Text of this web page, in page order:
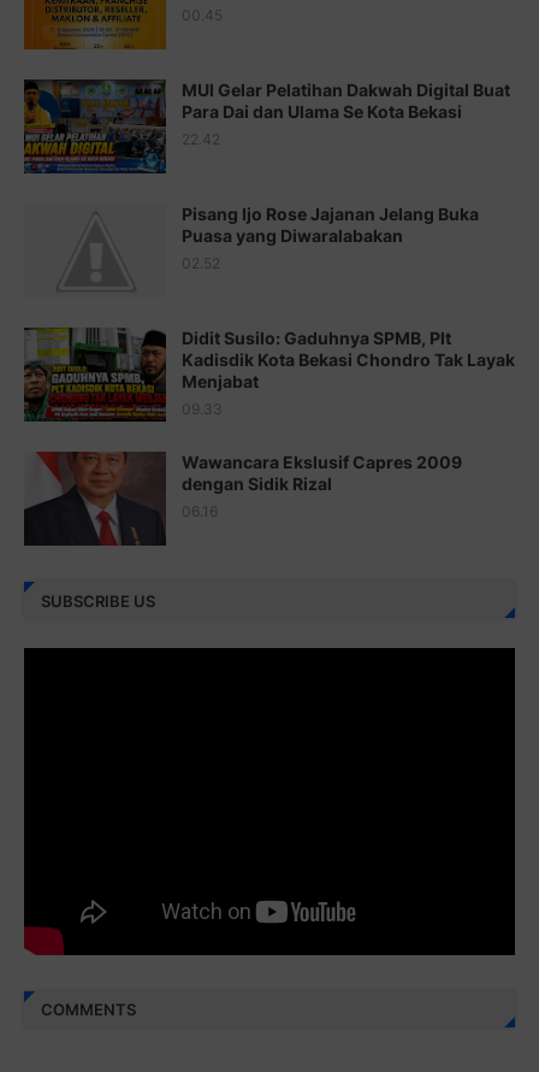
Juz 15 ⇨http://j.mp/2bFRQIM
Juz 17 ⇨http://j.mp/2brHsFz
Juz 18 ⇨http://j.mp/2b8SCfc
http://j.mp/2bFSq95
http://j.mp/2brI1zc
Juz 22 ⇨http://j.mp/2bFRxNP
Juz 23 ⇨http://j.mp/2brItxm
Juz 25 ⇨ http://j.mp/2brImlf
Juz 26 ⇨http://j.mp/2bFRHF2
00.45
MUI Gelar Pelatihan Dakwah Digital Buat
Para Dai dan Ulama Se Kota Bekasi
22.42
Pisang Ijo Rose Jajanan Jelang Buka
Puasa yang Diwaralabakan
02.52
Didit Susilo: Gaduhnya SPMB, Plt
Kadisdik Kota Bekasi Chondro Tak Layak
Menjabat
09.33
Wawancara Ekslusif Capres 2009
dengan Sidik Rizal
06.16
SUBSCRIBE US
COMMENTS